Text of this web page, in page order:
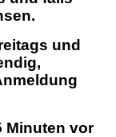
und
Minuten vor